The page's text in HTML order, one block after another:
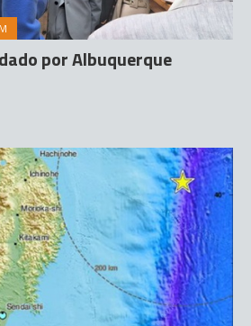
por Albuquerque